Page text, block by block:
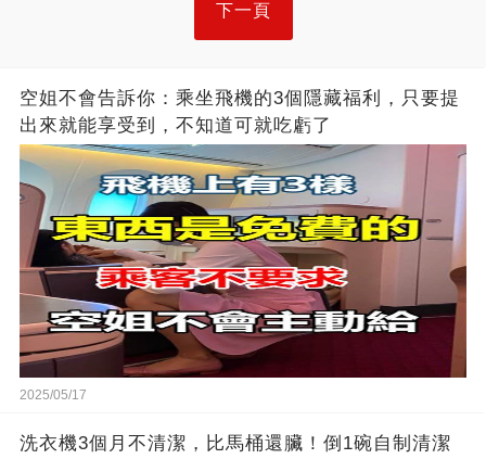
下一頁
空姐不會告訴你：乘坐飛機的3個隱藏福利，只要提
出來就能享受到，不知道可就吃虧了
2025/05/17
洗衣機3個月不清潔，比馬桶還臟！倒1碗自制清潔